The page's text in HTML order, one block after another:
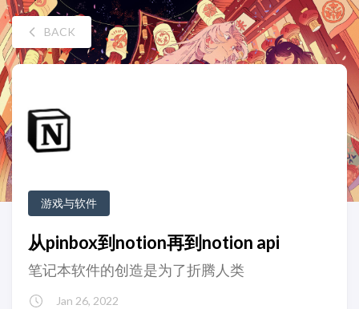
BACK
游戏与软件
从pinbox到notion再到notion api
笔记本软件的创造是为了折腾人类
Jan 26, 2022